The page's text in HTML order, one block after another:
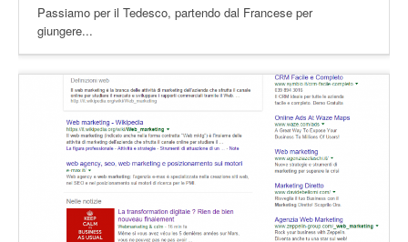
Passiamo per il Tedesco, partendo dal Francese per
giungere...